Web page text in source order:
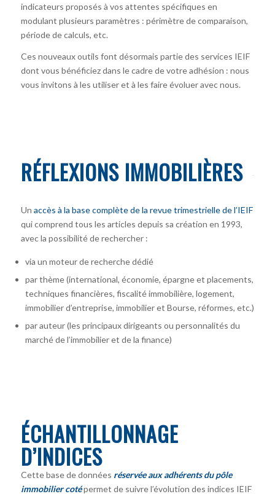
indicateurs proposés à vos attentes spécifiques en
modulant plusieurs paramètres : périmètre de comparaison,
période de calculs, etc.
Ces nouveaux outils font désormais partie des services IEIF
dont vous bénéficiez dans le cadre de votre adhésion : nous
vous invitons à les utiliser et à les faire évoluer avec nous.
RÉFLEXIONS IMMOBILIÈRES
Un accès à la base complète de la revue trimestrielle de l’IEIF
qui comprend tous les articles depuis sa création en 1993,
avec la possibilité de rechercher :
via un moteur de recherche dédié
par thème (international, économie, épargne et placements,
techniques financières, fiscalité immobilière, logement,
immobilier d’entreprise, immobilier et Bourse, réformes, etc.)
par auteur (les principaux dirigeants ou personnalités du
marché de l’immobilier et de la finance)
ÉCHANTILLONNAGE
D’INDICES
Cette base de données réservée aux adhérents du pôle
immobilier coté permet de suivre l’évolution des indices IEIF